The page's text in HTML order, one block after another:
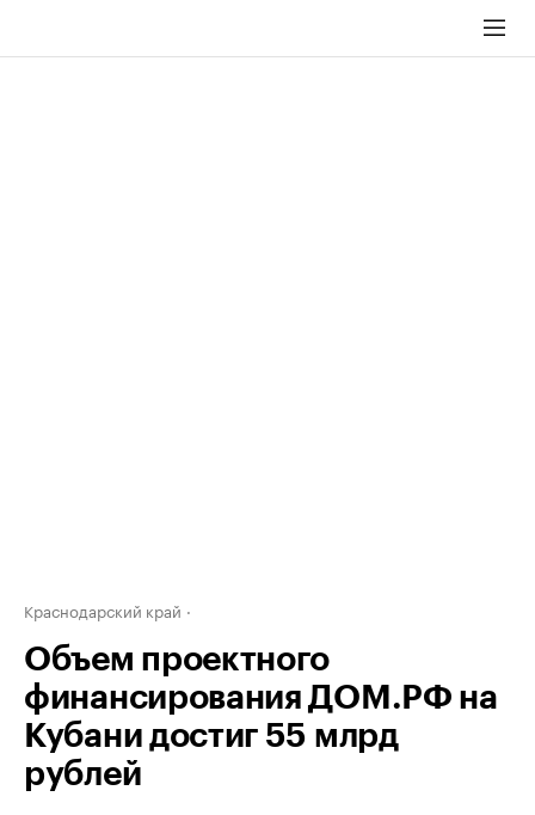
Краснодарский край
Объем проектного
финансирования ДОМ.РФ на
Кубани достиг 55 млрд
рублей